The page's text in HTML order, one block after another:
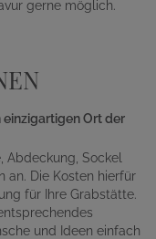
gerne möglich.
einzigartigen Ort der
Sockel
an. Die Kosten hierfür
für Ihre Grabstätte.
und Ideen einfach